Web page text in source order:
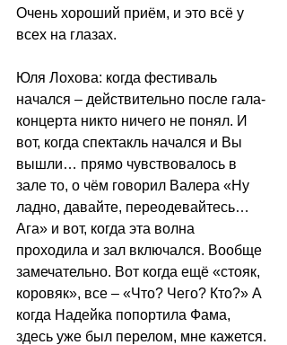
Очень хороший приём, и это всё у
всех на глазах.
Юля Лохова: когда фестиваль
начался – действительно после гала-
концерта никто ничего не понял. И
вот, когда спектакль начался и Вы
вышли… прямо чувствовалось в
зале то, о чём говорил Валера «Ну
ладно, давайте, переодевайтесь…
Ага» и вот, когда эта волна
проходила и зал включался. Вообще
замечательно. Вот когда ещё «стояк,
коровяк», все – «Что? Чего? Кто?» А
когда Надейка попортила Фама,
здесь уже был перелом, мне кажется.